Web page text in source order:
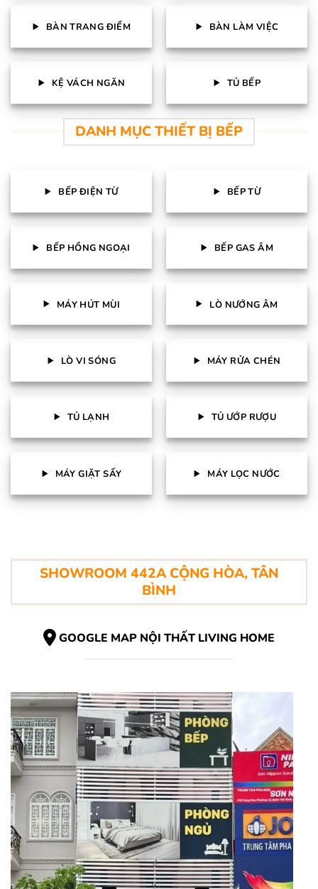
BÀN TRANG ĐIỂM BÀN LÀM VIỆC
KỆ VÁCH NGĂN TỦ BẾP
DANH MỤC THIẾT BỊ BẾP
BẾP ĐIỆN TỪ BẾP TỪ
BẾP HỒNG NGOẠI BẾP GAS ÂM
MÁY HÚT MÙI LÒ NƯỚNG ÂM
LÒ VI SÓNG MÁY RỬA CHÉN
TỦ LẠNH TỦ ƯỚP RƯỢU
MÁY GIẶT SẤY MÁY LỌC NƯỚC
SHOWROOM 442A CỘNG HÒA, TÂN
BÌNH
GOOGLE MAP NỘI THẤT LIVING HOME